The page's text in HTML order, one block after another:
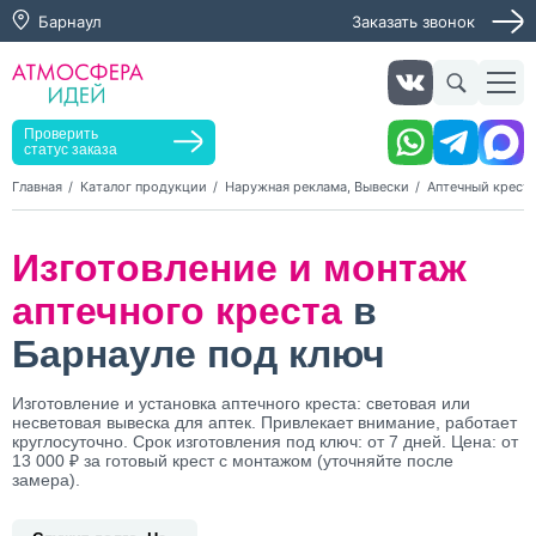
Барнаул Заказать звонок
Проверить
статус заказа
Главная Каталог продукции Наружная реклама, Вывески Аптечный крест
Изготовление и монтаж
аптечного креста в
Барнауле под ключ
Изготовление и установка аптечного креста: световая или
несветовая вывеска для аптек. Привлекает внимание, работает
круглосуточно. Срок изготовления под ключ: от 7 дней. Цена: от
13 000 ₽ за готовый крест с монтажом (уточняйте после
замера).
Заказать услугу
Оставьте заявку, мы свяжемся с вами в ближайшее
Заказать звонок
обработку персональных данных и согласие с политикой
конфиденциальности
Нажимая на кнопку, я даю согласие на получение
информационных и рекламных рассылок
заявку